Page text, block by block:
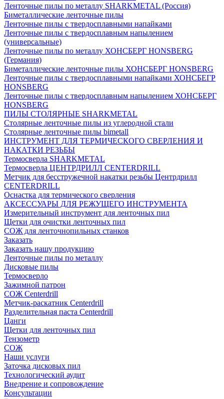
Ленточные пилы по металлу SHARKMETAL (Россия)
Биметаллические ленточные пилы
Ленточные пилы с твердосплавными напайками
Ленточные пилы с твердосплавным напылением
(универсальные)
Ленточные пилы по металлу ХОНСБЕРГ HONSBERG
(Германия)
Биметаллические ленточные пилы ХОНСБЕРГ HONSBERG
Ленточные пилы с твердосплавными напайками ХОНСБЕГР
HONSBERG
Ленточные пилы с твердосплавным напылением ХОНСБЕРГ
HONSBERG
ПИЛЫ СТОЛЯРНЫЕ SHARKMETAL
Столярные ленточные пилы из углеродной стали
Столярные ленточные пилы bimetall
ИНСТРУМЕНТ ДЛЯ ТЕРМИЧЕСКОГО СВЕРЛЕНИЯ И
НАКАТКИ РЕЗЬБЫ
Термосверла SHARKMETAL
Термосверла ЦЕНТРДРИЛЛ CENTERDRILL
Метчик для бесстружечной накатки резьбы Центрдрилл
CENTERDRILL
Оснастка для термического сверления
АКСЕССУАРЫ ДЛЯ РЕЖУЩЕГО ИНСТРУМЕНТА
Измерительный инструмент для ленточных пил
Щетки для очистки ленточных пил
СОЖ для ленточнопильных станков
Заказать
Заказать нашу продукцию
Ленточные пилы по металлу
Дисковые пилы
Термосверло
Зажимной патрон
СОЖ Centerdrill
Метчик-раскатник Centerdrill
Разделительная паста Centerdrill
Цанги
Щетки для ленточных пил
Тензометр
СОЖ
Наши услуги
Заточка дисковых пил
Технологический аудит
Внедрение и сопровождение
Консультации